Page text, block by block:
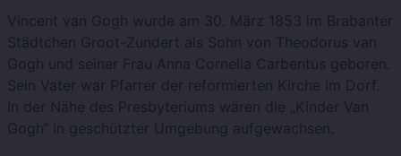
Vincent van Gogh wurde am 30. März 1853 im Brabanter
Städtchen Groot-Zundert als Sohn von Theodorus van
Gogh und seiner Frau Anna Cornelia Carbentus geboren.
Sein Vater war Pfarrer der reformierten Kirche im Dorf.
In der Nähe des Presbyteriums wären die „Kinder Van
Gogh“ in geschützter Umgebung aufgewachsen.